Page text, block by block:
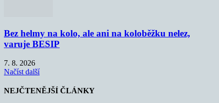
Bez helmy na kolo, ale ani na koloběžku nelez,
varuje BESIP
7. 8. 2026
Načíst další
NEJČTENĚJŠÍ ČLÁNKY